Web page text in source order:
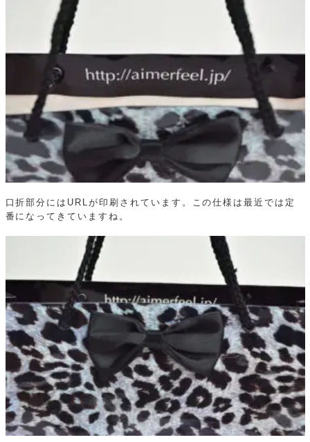
口折部分にはURLが印刷されています。この仕様は最近では定
番になってきていますね。